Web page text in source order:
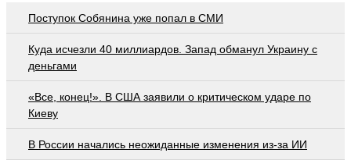
Поступок Собянина уже попал в СМИ
Куда исчезли 40 миллиардов. Запад обманул Украину с
деньгами
«Все, конец!». В США заявили о критическом ударе по
Киеву
В России начались неожиданные изменения из-за ИИ